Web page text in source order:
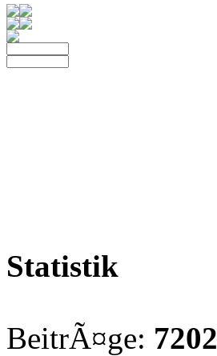
Statistik
BeitrÃ¤ge: 7202